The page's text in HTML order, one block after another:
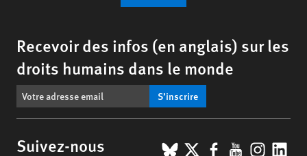
Recevoir des infos (en anglais) sur les
droits humains dans le monde
S’inscrire
Suivez-nous BlueSky
X Facebook
YouTube